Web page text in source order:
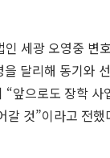
세광 오영중 변
달리해 동기와
앞으로도 장학
갈 것”이라고 전했